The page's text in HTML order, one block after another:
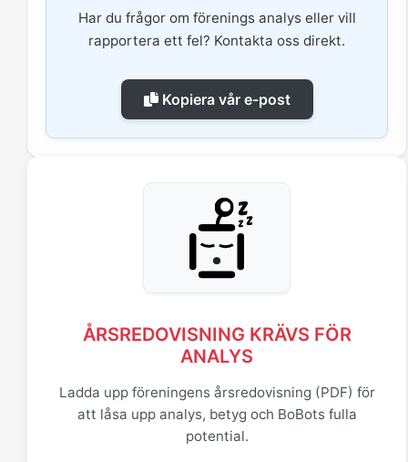
Har du frågor om förenings analys eller vill
rapportera ett fel? Kontakta oss direkt.
Kopiera vår e-post
ÅRSREDOVISNING KRÄVS FÖR
ANALYS
Ladda upp föreningens årsredovisning (PDF) för
att låsa upp analys, betyg och BoBots fulla
potential.